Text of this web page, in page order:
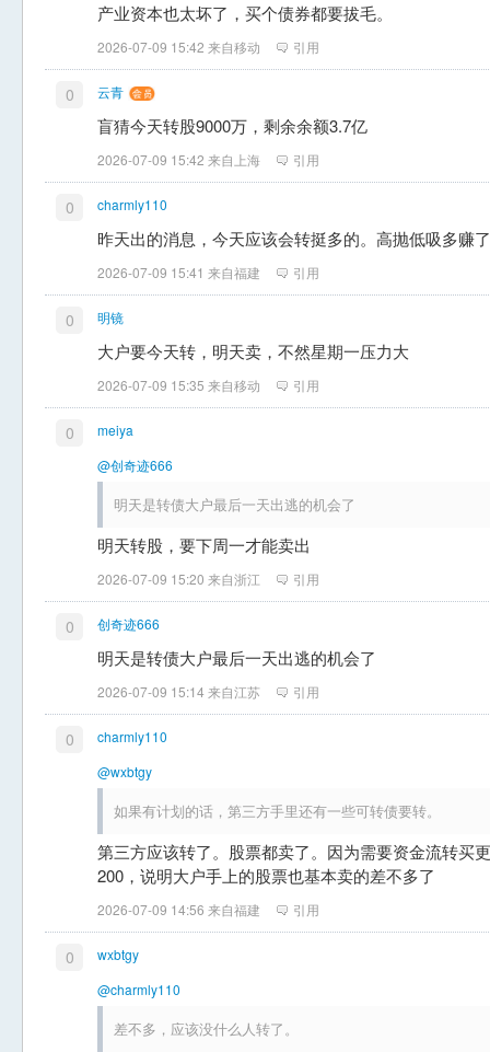
产业资本也太坏了，买个债券都要拔毛。
2026-07-09 15:42 来自移动 引用
0 云青
盲猜今天转股9000万，剩余余额3.7亿
2026-07-09 15:42 来自上海 引用
0 charmly110
昨天出的消息，今天应该会转挺多的。高抛低吸多赚
2026-07-09 15:41 来自福建 引用
0 明镜
大户要今天转，明天卖，不然星期一压力大
2026-07-09 15:35 来自移动 引用
0
meiya
@创奇迹666
明天是转债大户最后一天出逃的机会了
明天转股，要下周一才能卖出
2026-07-09 15:20 来自浙江 引用
0 创奇迹666
明天是转债大户最后一天出逃的机会了
2026-07-09 15:14 来自江苏 引用
0
charmly110
@wxbtgy
如果有计划的话，第三方手里还有一些可转债要转。
第三方应该转了。股票都卖了。因为需要资金流转买
200，说明大户手上的股票也基本卖的差不多了
2026-07-09 14:56 来自福建 引用
0
wxbtgy
@charmly110
差不多，应该没什么人转了。